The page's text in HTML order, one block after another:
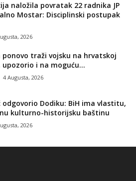
naložila povratak 22 radnika JP
Mostar: Disciplinski postupak
2026
ponovo traži vojsku na hrvatskoj
upozorio i na moguću...
4 Augusta, 2026
odgovorio Dodiku: BiH ima vlastitu,
kulturno-historijsku baštinu
2026